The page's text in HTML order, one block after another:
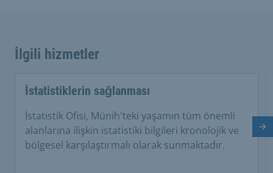
İlgili hizmetler
İstatistiklerin sağlanması
İstatistik Ofisi, Münih'teki yaşamın tüm önemli
alanlarına ilişkin istatistiki bilgileri kronolojik ve
bölgesel karşılaştırmalı olarak sunmaktadır.